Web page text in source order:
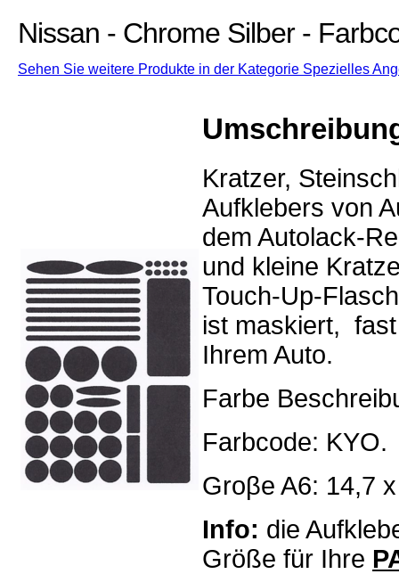
Nissan - Chrome Silber -
Sehen Sie weitere Produkte in der Kategorie Spezielles
Kratzer,
Aufklebers von
dem Autolack-
und kleine
Touch-Up-
ist maskiert,
Ihrem Auto.
Farbe
Farbcode: KYO.
Groβe A6: 14,7
Info: die
Größe für Ihre